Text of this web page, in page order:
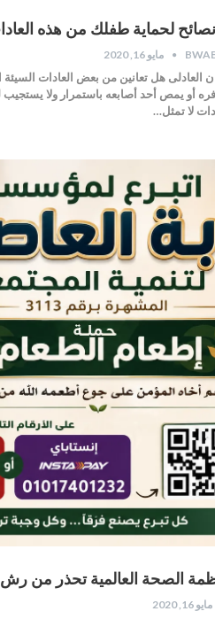
مايو 16, 2020
العادلى هل تعانين من بعض العادات
أو يمص أحد أصابعه باستمرار ولا يستجيب
لا تمثل…
الصحة العالمية تحذر من
مايو 16, 2020